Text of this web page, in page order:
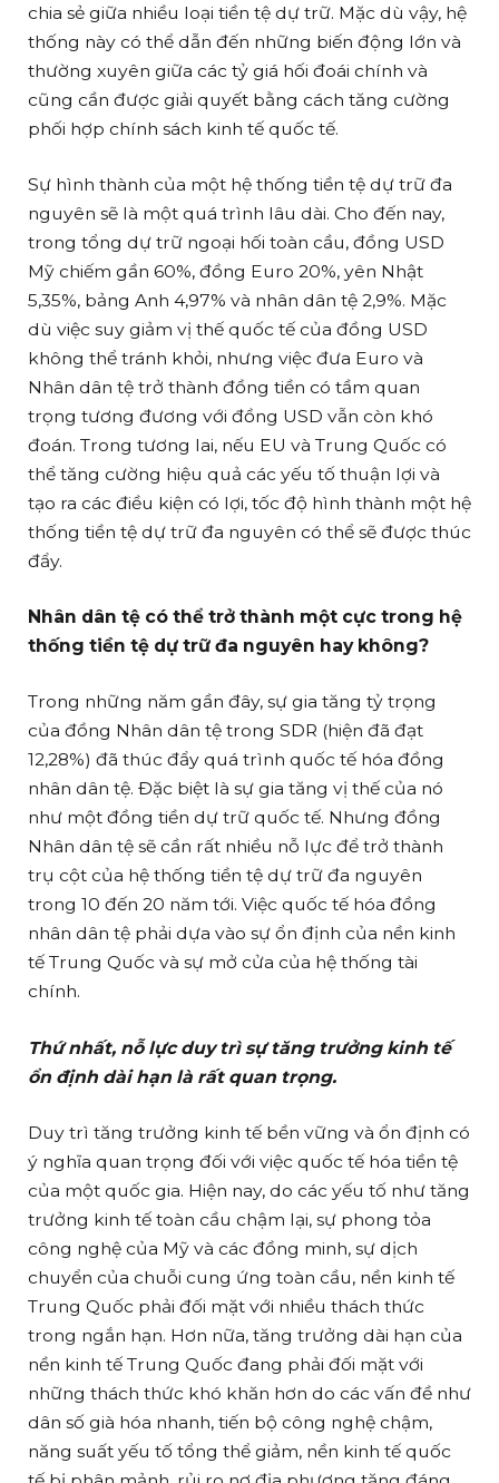
chia sẻ giữa nhiều loại tiền tệ dự trữ. Mặc dù vậy, hệ
thống này có thể dẫn đến những biến động lớn và
thường xuyên giữa các tỷ giá hối đoái chính và
cũng cần được giải quyết bằng cách tăng cường
phối hợp chính sách kinh tế quốc tế.
Sự hình thành của một hệ thống tiền tệ dự trữ đa
nguyên sẽ là một quá trình lâu dài. Cho đến nay,
trong tổng dự trữ ngoại hối toàn cầu, đồng USD
Mỹ chiếm gần 60%, đồng Euro 20%, yên Nhật
5,35%, bảng Anh 4,97% và nhân dân tệ 2,9%. Mặc
dù việc suy giảm vị thế quốc tế của đồng USD
không thể tránh khỏi, nhưng việc đưa Euro và
Nhân dân tệ trở thành đồng tiền có tầm quan
trọng tương đương với đồng USD vẫn còn khó
đoán. Trong tương lai, nếu EU và Trung Quốc có
thể tăng cường hiệu quả các yếu tố thuận lợi và
tạo ra các điều kiện có lợi, tốc độ hình thành một hệ
thống tiền tệ dự trữ đa nguyên có thể sẽ được thúc
đẩy.
Nhân dân tệ có thể trở thành một cực trong hệ
thống tiền tệ dự trữ đa nguyên hay không?
Trong những năm gần đây, sự gia tăng tỷ trọng
của đồng Nhân dân tệ trong SDR (hiện đã đạt
12,28%) đã thúc đẩy quá trình quốc tế hóa đồng
nhân dân tệ. Đặc biệt là sự gia tăng vị thế của nó
như một đồng tiền dự trữ quốc tế. Nhưng đồng
Nhân dân tệ sẽ cần rất nhiều nỗ lực để trở thành
trụ cột của hệ thống tiền tệ dự trữ đa nguyên
trong 10 đến 20 năm tới. Việc quốc tế hóa đồng
nhân dân tệ phải dựa vào sự ổn định của nền kinh
tế Trung Quốc và sự mở cửa của hệ thống tài
chính.
Thứ nhất, nỗ lực duy trì sự tăng trưởng kinh tế
ổn định dài hạn là rất quan trọng.
Duy trì tăng trưởng kinh tế bền vững và ổn định có
ý nghĩa quan trọng đối với việc quốc tế hóa tiền tệ
của một quốc gia. Hiện nay, do các yếu tố như tăng
trưởng kinh tế toàn cầu chậm lại, sự phong tỏa
công nghệ của Mỹ và các đồng minh, sự dịch
chuyển của chuỗi cung ứng toàn cầu, nền kinh tế
Trung Quốc phải đối mặt với nhiều thách thức
trong ngắn hạn. Hơn nữa, tăng trưởng dài hạn của
nền kinh tế Trung Quốc đang phải đối mặt với
những thách thức khó khăn hơn do các vấn đề như
dân số già hóa nhanh, tiến bộ công nghệ chậm,
năng suất yếu tố tổng thể giảm, nền kinh tế quốc